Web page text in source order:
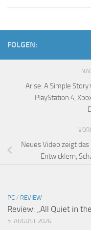
FOLGEN:
Arise: A Simple Story
PlayStation 4,
Neues Video zeigt
Entwicklern,
PC / REVIEW
Review: „All Quiet in
5. AUGUST 2026